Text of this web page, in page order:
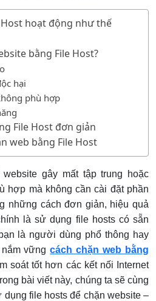
Host hoạt động như thế
bằng File Host?
hại
phù hợp
File Host đơn giản
web bằng File Host
gây mất tập trung hoặc
hợp mà không cần cài đặt phần
những cách đơn giản, hiệu quả
là sử dụng file hosts có sẵn
là người dùng phổ thông hay
nắm vữngcách chặn web bằng
soát tốt hơn các kết nối Internet
bài viết này, chúng ta sẽ cùng
dụng file hosts để chặn website –